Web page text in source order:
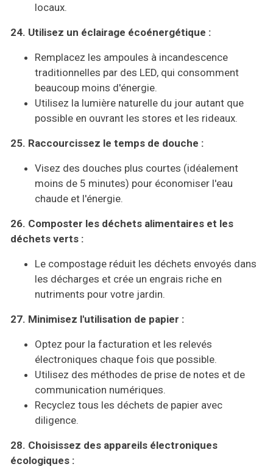
locaux.
24. Utilisez un éclairage écoénergétique :
Remplacez les ampoules à incandescence
traditionnelles par des LED, qui consomment
beaucoup moins d'énergie.
Utilisez la lumière naturelle du jour autant que
possible en ouvrant les stores et les rideaux.
25. Raccourcissez le temps de douche :
Visez des douches plus courtes (idéalement
moins de 5 minutes) pour économiser l'eau
chaude et l'énergie.
26. Composter les déchets alimentaires et les
déchets verts :
Le compostage réduit les déchets envoyés dans
les décharges et crée un engrais riche en
nutriments pour votre jardin.
27. Minimisez l'utilisation de papier :
Optez pour la facturation et les relevés
électroniques chaque fois que possible.
Utilisez des méthodes de prise de notes et de
communication numériques.
Recyclez tous les déchets de papier avec
diligence.
28. Choisissez des appareils électroniques
écologiques :